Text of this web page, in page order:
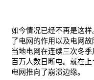
如今情况已经不再是这
了电网的作用以及电网故
当地电网在连续三次冬
百万人数日断电。就在
电网推向了崩溃边缘。